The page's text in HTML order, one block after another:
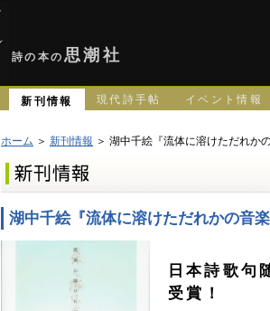
詩の本の 思潮社
新刊情報 現代詩手帖 イベント情報
ホーム ＞ 新刊情報 ＞ 湖中千絵『流体に溶けただれか
湖中千絵『流体に溶けただれかの音
日本詩歌句
受賞！